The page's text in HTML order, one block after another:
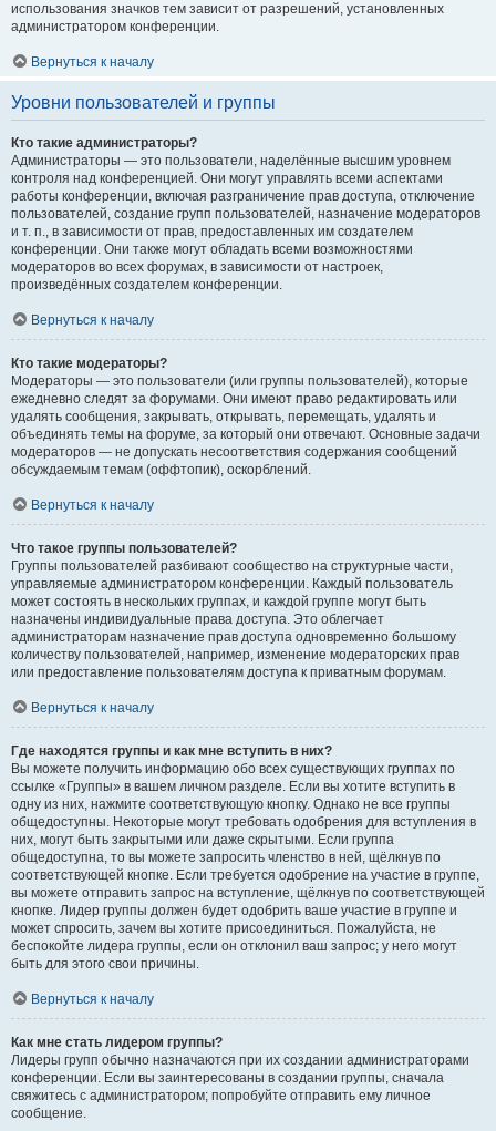
использования значков тем зависит от разрешений, установленных
администратором конференции.
Вернуться к началу
Уровни пользователей и группы
Кто такие администраторы?
Администраторы — это пользователи, наделённые высшим уровнем
контроля над конференцией. Они могут управлять всеми аспектами
работы конференции, включая разграничение прав доступа, отключение
пользователей, создание групп пользователей, назначение модераторов
и т. п., в зависимости от прав, предоставленных им создателем
конференции. Они также могут обладать всеми возможностями
модераторов во всех форумах, в зависимости от настроек,
произведённых создателем конференции.
Вернуться к началу
Кто такие модераторы?
Модераторы — это пользователи (или группы пользователей), которые
ежедневно следят за форумами. Они имеют право редактировать или
удалять сообщения, закрывать, открывать, перемещать, удалять и
объединять темы на форуме, за который они отвечают. Основные задачи
модераторов — не допускать несоответствия содержания сообщений
обсуждаемым темам (оффтопик), оскорблений.
Вернуться к началу
Что такое группы пользователей?
Группы пользователей разбивают сообщество на структурные части,
управляемые администратором конференции. Каждый пользователь
может состоять в нескольких группах, и каждой группе могут быть
назначены индивидуальные права доступа. Это облегчает
администраторам назначение прав доступа одновременно большому
количеству пользователей, например, изменение модераторских прав
или предоставление пользователям доступа к приватным форумам.
Вернуться к началу
Где находятся группы и как мне вступить в них?
Вы можете получить информацию обо всех существующих группах по
ссылке «Группы» в вашем личном разделе. Если вы хотите вступить в
одну из них, нажмите соответствующую кнопку. Однако не все группы
общедоступны. Некоторые могут требовать одобрения для вступления в
них, могут быть закрытыми или даже скрытыми. Если группа
общедоступна, то вы можете запросить членство в ней, щёлкнув по
соответствующей кнопке. Если требуется одобрение на участие в группе,
вы можете отправить запрос на вступление, щёлкнув по соответствующей
кнопке. Лидер группы должен будет одобрить ваше участие в группе и
может спросить, зачем вы хотите присоединиться. Пожалуйста, не
беспокойте лидера группы, если он отклонил ваш запрос; у него могут
быть для этого свои причины.
Вернуться к началу
Как мне стать лидером группы?
Лидеры групп обычно назначаются при их создании администраторами
конференции. Если вы заинтересованы в создании группы, сначала
свяжитесь с администратором; попробуйте отправить ему личное
сообщение.